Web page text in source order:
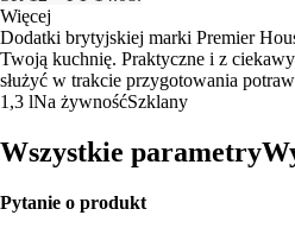
Więcej
Dodatki brytyjskiej marki Premier
Twoją kuchnię. Praktyczne i z
służyć w trakcie przygotowania
1,3 lNa żywnośćSzklany
Wszystkie parametry
Pytanie o produkt